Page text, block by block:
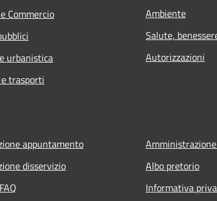
Commercio
urbanistica
trasporti
Ambiente
Salute,
Autorizzazioni
appuntamento
disservizio
Albo pretorio
Informativa